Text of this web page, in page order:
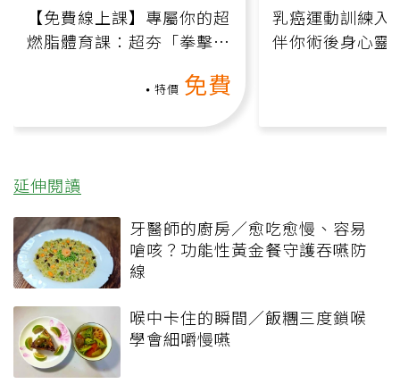
【免費線上課】專屬你的超
燃脂體育課：超夯「拳擊有
特價 免費
乳癌運動訓練入
伴你術後身心靈
延伸閱讀
牙醫師的廚房／愈吃愈慢、容易
嗆咳？功能性黃金餐守護吞嚥防
線
喉中卡住的瞬間／飯糰三度鎖喉
學會細嚼慢嚥